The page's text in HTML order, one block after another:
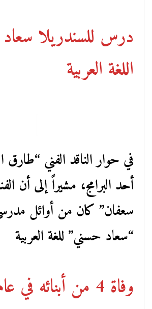
درس للسندريلا
اللغة العربية
في حوار الناقد الفني “طارق
أحد البرامج، مشيراً إلى أن
سعفان” كان من أوائل
“سعاد حسني” للغة العربية
وفاة 4 من أبنائه في عام واحد